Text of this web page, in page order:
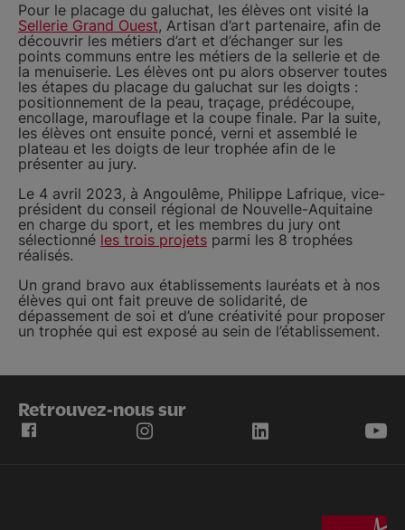
Pour le placage du galuchat, les élèves ont visité la
Sellerie Grand Ouest, Artisan d’art partenaire, afin de
découvrir les métiers d’art et d’échanger sur les
points communs entre les métiers de la sellerie et de
la menuiserie. Les élèves ont pu alors observer toutes
les étapes du placage du galuchat sur les doigts :
positionnement de la peau, traçage, prédécoupe,
encollage, marouflage et la coupe finale. Par la suite,
les élèves ont ensuite poncé, verni et assemblé le
plateau et les doigts de leur trophée afin de le
présenter au jury.
Le 4 avril 2023, à Angoulême, Philippe Lafrique, vice-
président du conseil régional de Nouvelle-Aquitaine
en charge du sport, et les membres du jury ont
sélectionné les trois projets parmi les 8 trophées
réalisés.
Un grand bravo aux établissements lauréats et à nos
élèves qui ont fait preuve de solidarité, de
dépassement de soi et d’une créativité pour proposer
un trophée qui est exposé au sein de l’établissement.
Retrouvez-nous sur